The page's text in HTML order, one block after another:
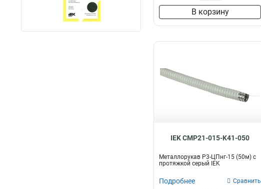
В корзину
IEK CMP21-015-K41-050
Металлорукав Р3-ЦПнг-15 (50м) с
протяжкой серый IEK
Подробнее Сравнить